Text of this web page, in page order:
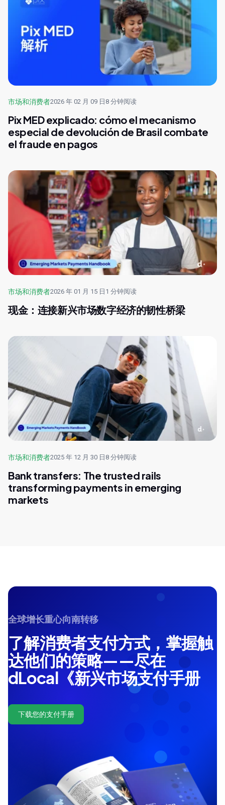
市场和消费者2026 年 02 月 09 日 8 分钟阅读
Pix MED explicado: cómo el mecanismo
especial de devolución de Brasil combate
el fraude en pagos
市场和消费者2026 年 01 月 15 日 1 分钟阅读
现金：连接新兴市场数字经济的韧性桥梁
市场和消费者2025 年 12 月 30 日 8 分钟阅读
Bank transfers: The trusted rails
transforming payments in emerging
markets
全球增长重心向南转移
了解消费者支付方式，掌握触
达他们的策略——尽在
dLocal《新兴市场支付手册
下载您的支付手册